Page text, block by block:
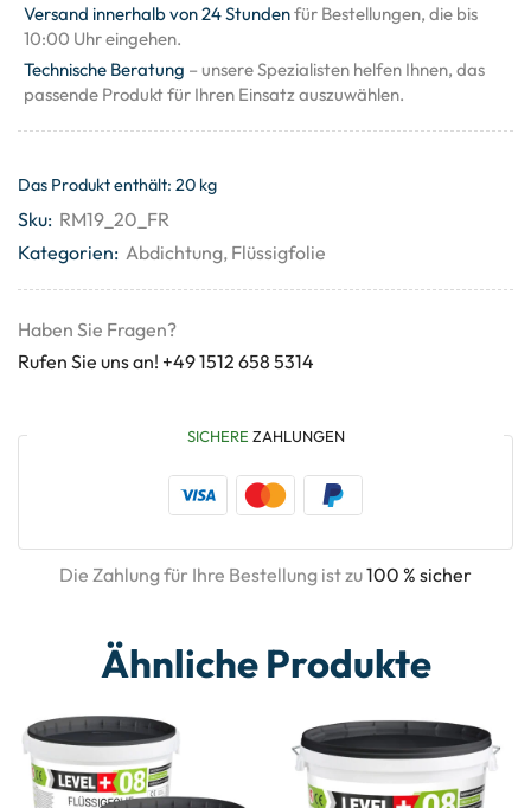
Versand innerhalb von 24 Stundenfür Bestellungen, die bis
10:00 Uhr eingehen.
Technische Beratung – unsere Spezialisten helfen Ihnen, das
passende Produkt für Ihren Einsatz auszuwählen.
Das Produkt enthält: 20 kg
Sku: RM19_20_FR
Kategorien: Abdichtung, Flüssigfolie
Haben Sie Fragen?
Rufen Sie uns an! +49 1512 658 5314
SICHERE ZAHLUNGEN
Die Zahlung für Ihre Bestellung ist zu100 % sicher
Ähnliche Produkte